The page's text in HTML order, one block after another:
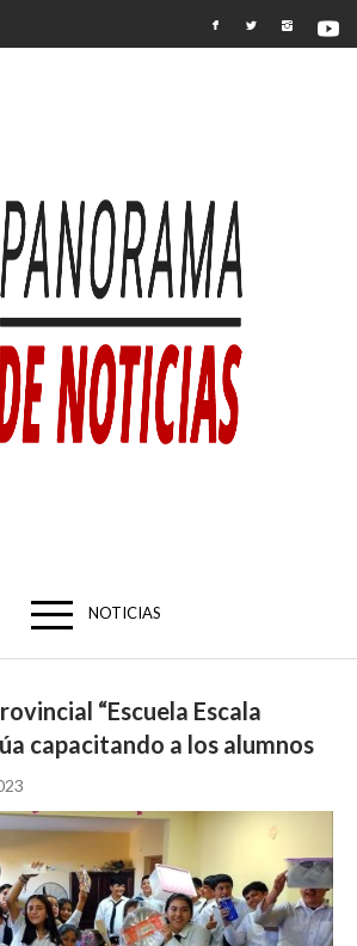
NOTICIAS
“Escuela Escala
capacitando a los alumnos